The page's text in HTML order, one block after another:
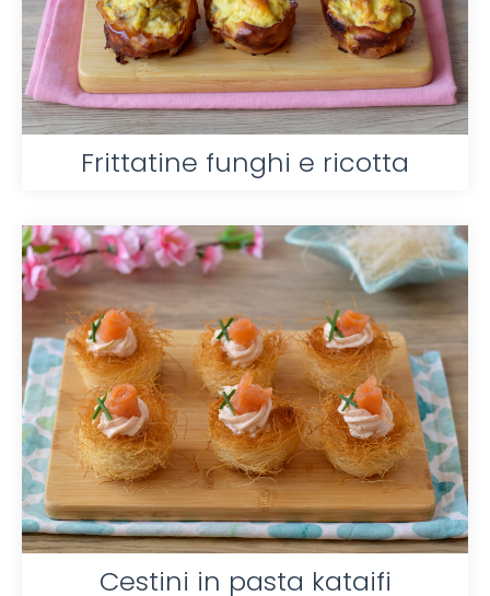
Frittatine funghi e ricotta
Cestini in pasta kataifi